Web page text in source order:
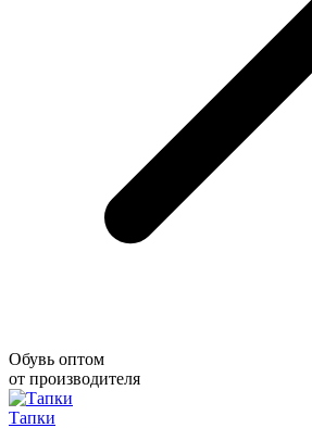
Обувь оптом
от производителя
Тапки